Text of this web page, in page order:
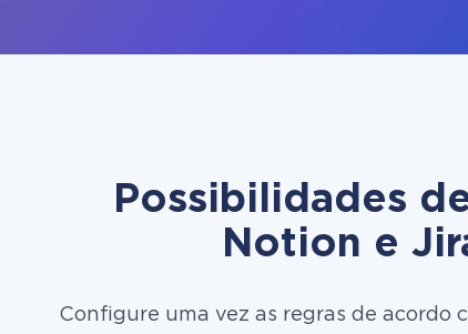
Possibilidades
Notion e
Configure uma vez as regras de acordo